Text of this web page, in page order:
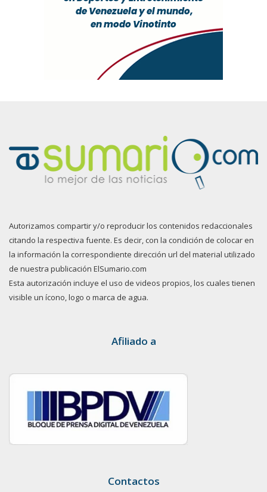
Autorizamos compartir y/o reproducir los contenidos redaccionales
citando la respectiva fuente. Es decir, con la condición de colocar en
la información la correspondiente dirección url del material utilizado
de nuestra publicación ElSumario.com
Esta autorización incluye el uso de videos propios, los cuales tienen
visible un ícono, logo o marca de agua.
Afiliado a
Contactos